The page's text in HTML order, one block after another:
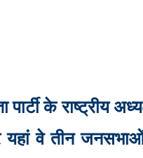
पार्टी के राष्ट्रीय
यहां वे तीन